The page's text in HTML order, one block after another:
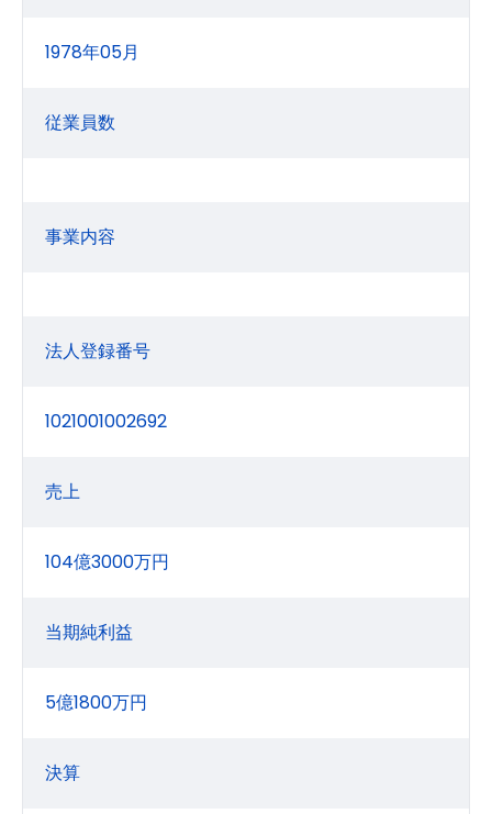
1978年05月
従業員数
事業内容
法人登録番号
1021001002692
売上
104億3000万円
当期純利益
5億1800万円
決算